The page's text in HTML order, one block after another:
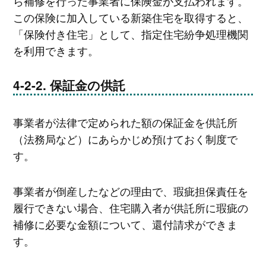
この保険に加入している新築住宅を取得すると、
「保険付き住宅」として、指定住宅紛争処理機関
を利用できます。
保証金の供託
事業者が法律で定められた額の保証金を供託所
（法務局など）にあらかじめ預けておく制度で
す。
事業者が倒産したなどの理由で、瑕疵担保責任を
履行できない場合、住宅購入者が供託所に瑕疵の
補修に必要な金額について、還付請求ができま
す。